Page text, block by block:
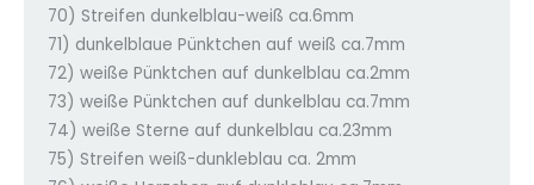
70) Streifen dunkelblau-weiß ca.6mm
71) dunkelblaue Pünktchen auf weiß ca.7mm
72) weiße Pünktchen auf dunkelblau ca.2mm
73) weiße Pünktchen auf dunkelblau ca.7mm
74) weiße Sterne auf dunkelblau ca.23mm
75) Streifen weiß-dunkleblau ca. 2mm